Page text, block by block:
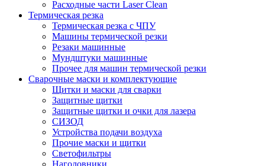
Расходные части Laser Clean
Термическая резка
Термическая резка с ЧПУ
Машины термической резки
Резаки машинные
Мундштуки машинные
Прочее для машин термической резки
Сварочные маски и комплектующие
Щитки и маски для сварки
Защитные щитки
Защитные щитки и очки для лазера
СИЗОД
Устройства подачи воздуха
Прочие маски и щитки
Светофильтры